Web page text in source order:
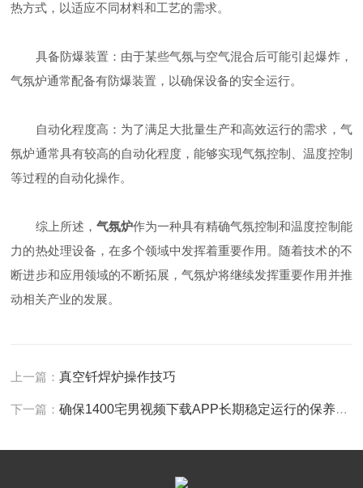
热方式，以适应不同材料和工艺的需求。
具备防爆装置：由于某些气氛与空气混合后可能引起爆炸，
气氛炉通常配备有防爆装置，以确保设备的安全运行。
自动化程度高：为了满足大批量生产和高效运行的需求，气
氛炉通常具有较高的自动化程度，能够实现气氛控制、温度控制
等过程的自动化操作。
综上所述， 气氛炉作为一种具有精确气氛控制和温度控制能
力的热处理设备，在多个领域中发挥着重要作用。随着技术的不
断进步和应用领域的不断拓展，气氛炉将继续发挥重要作用并推
动相关产业的发展。
上一篇：真空钎焊炉操作技巧
下一篇：确保1400宅男视频下载APP长期稳定运行的保养要点